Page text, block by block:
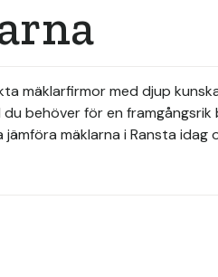
mäklarfirmor med djup
behöver för en
mäklarna i Ransta